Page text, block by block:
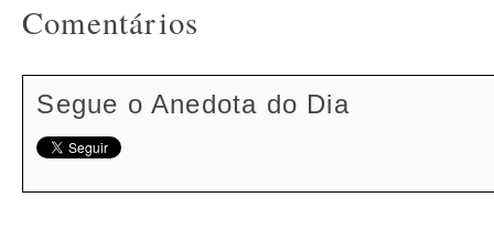
Comentários
Segue o Anedota do Dia